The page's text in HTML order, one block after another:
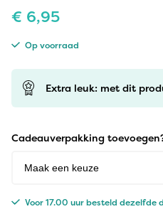
€ 6,95
Op voorraad
Extra leuk: met dit
Cadeauverpakking
Voor 17.00 uur besteld dezelfde